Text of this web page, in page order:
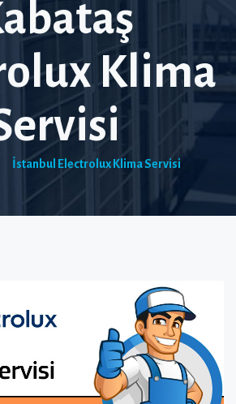
Klima
İstanbul Electrolux Klima Servisi